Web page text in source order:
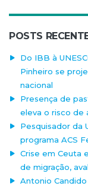
POSTS
Do IBB à
Pinheiro se
nacional
Presença de
eleva o risco de
Pesquisador da
programa ACS
Crise em Ceuta
de migração,
Antonio